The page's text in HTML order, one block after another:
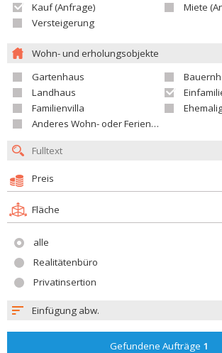
Kauf (Anfrage)
Miete
Versteigerung
Wohn- und erholungsobjekte
Gartenhaus
Landhaus
Familienvilla
Anderes Wohn- oder Ferienobjekt
Preis
Fläche
alle
Realitätenbüro
Privatinsertion
Einfügung abw.
Gefundene Aufträge 1